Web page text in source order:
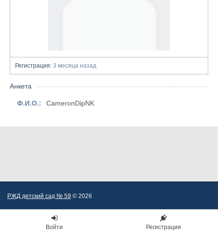
Регистрация: 3 месяца назад
Анкета
Ф.И.О.: CameronDipNK
РЖД детский сад № 59 © 2026
Войти Регистрация